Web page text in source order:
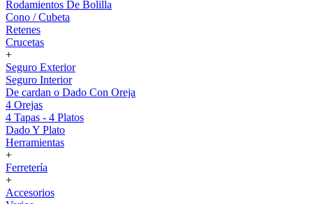
Rodamientos De Bolilla
Cono / Cubeta
Retenes
Crucetas
+
Seguro Exterior
Seguro Interior
De cardan o Dado Con Oreja
4 Orejas
4 Tapas - 4 Platos
Dado Y Plato
Herramientas
+
Ferretería
+
Accesorios